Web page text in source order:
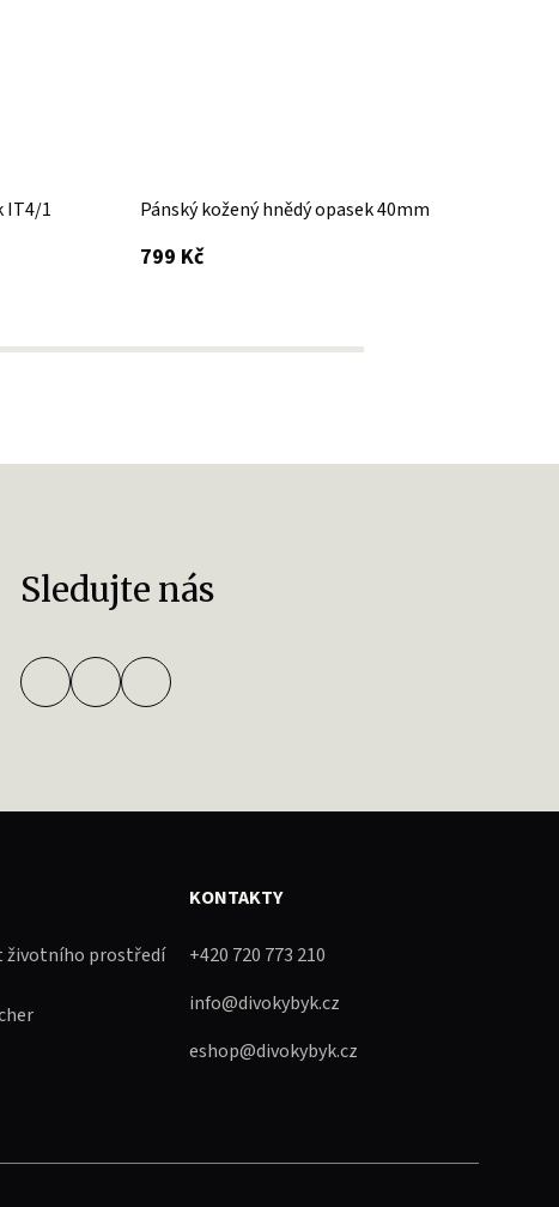
IT4/1 Pánský kožený hnědý opasek 40mm
799 Kčs DPH
Sledujte nás
životního prostředí
KONTAKTY
+420 720 773 210
info@divokybyk.cz
eshop@divokybyk.cz